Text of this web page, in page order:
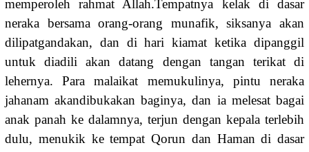
memperoleh rahmat Allah.Tempatnya kelak di dasar
neraka bersama orang-orang munafik, siksanya akan
dilipatgandakan, dan di hari kiamat ketika dipanggil
untuk diadili akan datang dengan tangan terikat di
lehernya. Para malaikat memukulinya, pintu neraka
jahanam akandibukakan baginya, dan ia melesat bagai
anak panah ke dalamnya, terjun dengan kepala terlebih
dulu, menukik ke tempat Qorun dan Haman di dasar